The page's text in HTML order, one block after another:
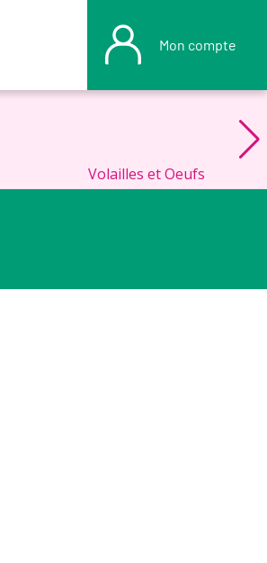
Mon compte
Volailles et Oeufs